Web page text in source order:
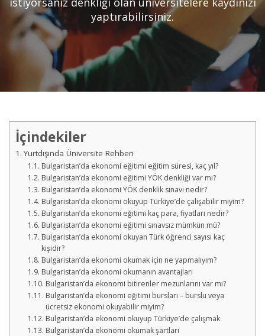
yaptırabilirsiniz.
İçindekiler
Yurtdışında Üniversite Rehberi
Bulgaristan’da ekonomi eğitimi eğitim süresi, kaç yıl?
Bulgaristan’da ekonomi eğitimi YÖK denkliği var mı?
Bulgaristan’da ekonomi YÖK denklik sınavı nedir?
Bulgaristan’da ekonomi okuyup Türkiye’de çalışabilir miyim?
Bulgaristan’da ekonomi eğitimi kaç para, fiyatları nedir?
Bulgaristan’da ekonomi eğitimi sınavsız mümkün mü?
Bulgaristan’da ekonomi okuyan Türk öğrenci sayısı kaç
kişidir?
Bulgaristan’da ekonomi okumak için ne yapmalıyım?
Bulgaristan’da ekonomi okumanın avantajları
Bulgaristan’da ekonomi bitirenler mezunlarını var mı?
Bulgaristan’da ekonomi eğitimi bursları – burslu veya
ücretsiz ekonomi okuyabilir miyim?
Bulgaristan’da ekonomi okuyup Türkiye’de çalışmak
Bulgaristan’da ekonomi okumak şartları